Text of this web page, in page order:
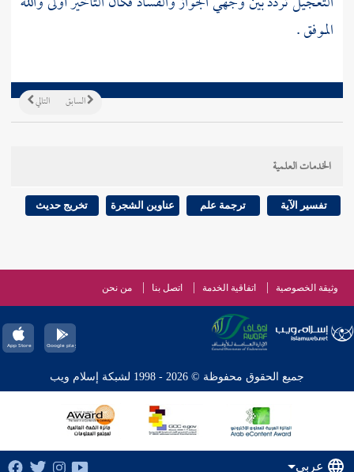
الموفق .
التالي السابق
الخدمات العلمية
تفسير الآية ترجمة علم عناوين الشجرة تخريج حديث
وثيقة الخصوصية اتفاقية الخدمة اتصل بنا من نحن
جميع الحقوق محفوظة © 2026 - 1998 لشبكة إسلام ويب
عربي